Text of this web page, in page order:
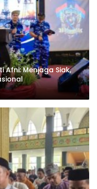
Afni: Menjaga Siak,